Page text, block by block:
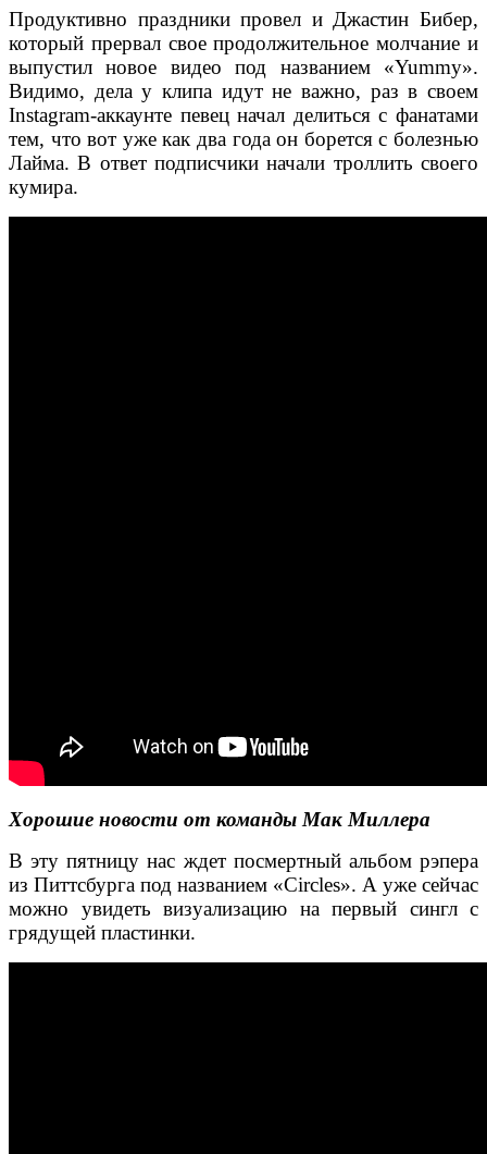
Продуктивно праздники провел и Джастин Бибер,
который прервал свое продолжительное молчание и
выпустил новое видео под названием «Yummy».
Видимо, дела у клипа идут не важно, раз в своем
Instagram-аккаунте певец начал делиться с фанатами
тем, что вот уже как два года он борется с болезнью
Лайма. В ответ подписчики начали троллить своего
кумира.
Хорошие новости от команды Мак Миллера
В эту пятницу нас ждет посмертный альбом рэпера
из Питтсбурга под названием «Circles». А уже сейчас
можно увидеть визуализацию на первый сингл с
грядущей пластинки.